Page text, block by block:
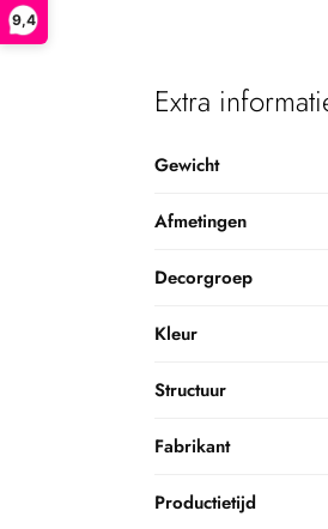
9,4
Extra
Gewicht
Afmetingen
Decorgroep
Kleur
Structuur
Fabrikant
Productietijd